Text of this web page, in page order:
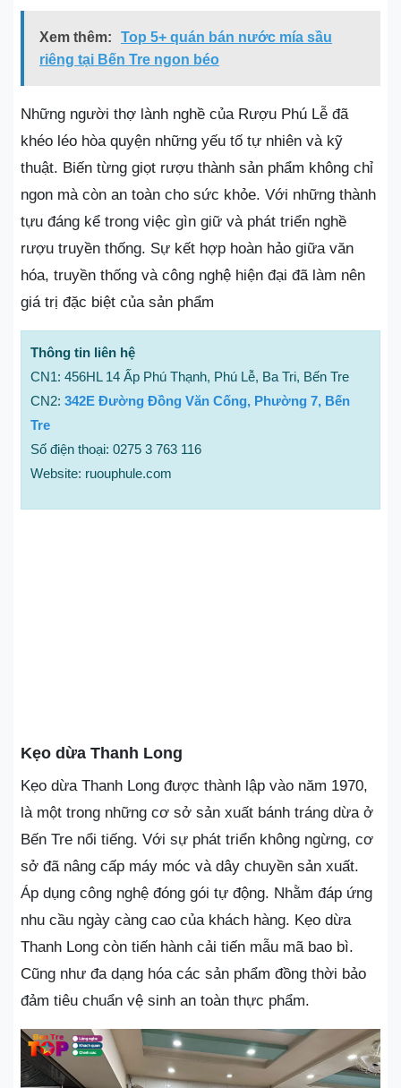
Xem thêm:
Top 5+ quán bán nước mía sầu
riêng tại Bến Tre ngon béo
Những người thợ lành nghề của Rượu Phú Lễ đã
khéo léo hòa quyện những yếu tố tự nhiên và kỹ
thuật. Biến từng giọt rượu thành sản phẩm không chỉ
ngon mà còn an toàn cho sức khỏe. Với những thành
tựu đáng kể trong việc gìn giữ và phát triển nghề
rượu truyền thống. Sự kết hợp hoàn hảo giữa văn
hóa, truyền thống và công nghệ hiện đại đã làm nên
giá trị đặc biệt của sản phẩm
Thông tin liên hệ
CN1: 456HL 14 Ấp Phú Thạnh, Phú Lễ, Ba Tri, Bến Tre
CN2: 342E Đường Đồng Văn Cống, Phường 7, Bến
Tre
Số điện thoại: 0275 3 763 116
Website: ruouphule.com
Kẹo dừa Thanh Long
Kẹo dừa Thanh Long được thành lập vào năm 1970,
là một trong những cơ sở sản xuất bánh tráng dừa ở
Bến Tre nổi tiếng. Với sự phát triển không ngừng, cơ
sở đã nâng cấp máy móc và dây chuyền sản xuất.
Áp dụng công nghệ đóng gói tự động. Nhằm đáp ứng
nhu cầu ngày càng cao của khách hàng. Kẹo dừa
Thanh Long còn tiến hành cải tiến mẫu mã bao bì.
Cũng như đa dạng hóa các sản phẩm đồng thời bảo
đảm tiêu chuẩn vệ sinh an toàn thực phẩm.